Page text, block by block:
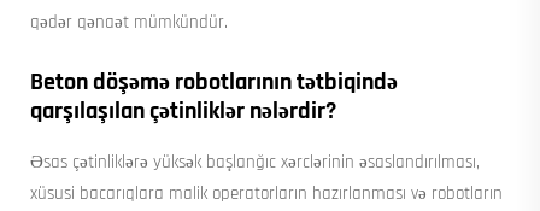
qədər qənaət mümkündür.
Beton döşəmə robotlarının tətbiqində
qarşılaşılan çətinliklər nələrdir?
Əsas çətinliklərə yüksək başlanğıc xərclərinin əsaslandırılması,
xüsusi bacarıqlara malik operatorların hazırlanması və robotların